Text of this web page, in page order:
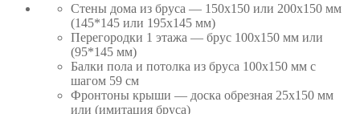
Стены дома из бруса — 150х150 или 200х150 мм
(145*145 или 195х145 мм)
Перегородки 1 этажа — брус 100х150 мм или
(95*145 мм)
Балки пола и потолка из бруса 100х150 мм с
шагом 59 см
Фронтоны крыши — доска обрезная 25х150 мм
или (имитация бруса)